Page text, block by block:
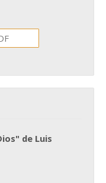
de Luis